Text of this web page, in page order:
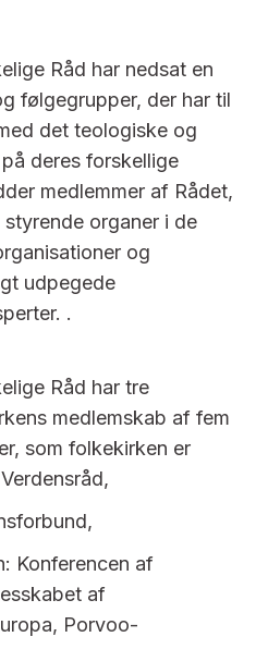
Råd har nedsat en
følgegrupper, der har til
det teologiske og
deres forskellige
medlemmer af Rådet,
organer i de
og
udpegede
.
Råd har tre
medlemskab af fem
som folkekirken er
Konferencen af
af
Porvoo-